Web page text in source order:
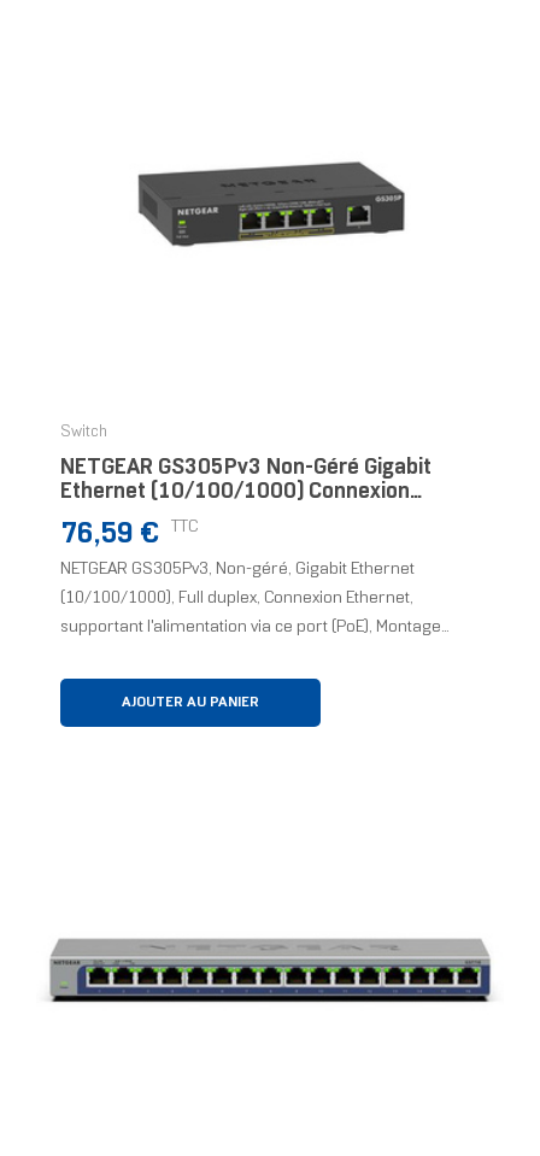
Switch
NETGEAR GS305Pv3 Non-Géré Gigabit
Ethernet (10/100/1000) Connexion
Ethernet, Supportant L'alimentation Via
Ce Port (PoE) Noir
Prix
76,59 € TTC
NETGEAR GS305Pv3, Non-géré, Gigabit Ethernet
(10/100/1000), Full duplex, Connexion Ethernet,
supportant l'alimentation via ce port (PoE), Montage...
AJOUTER AU PANIER